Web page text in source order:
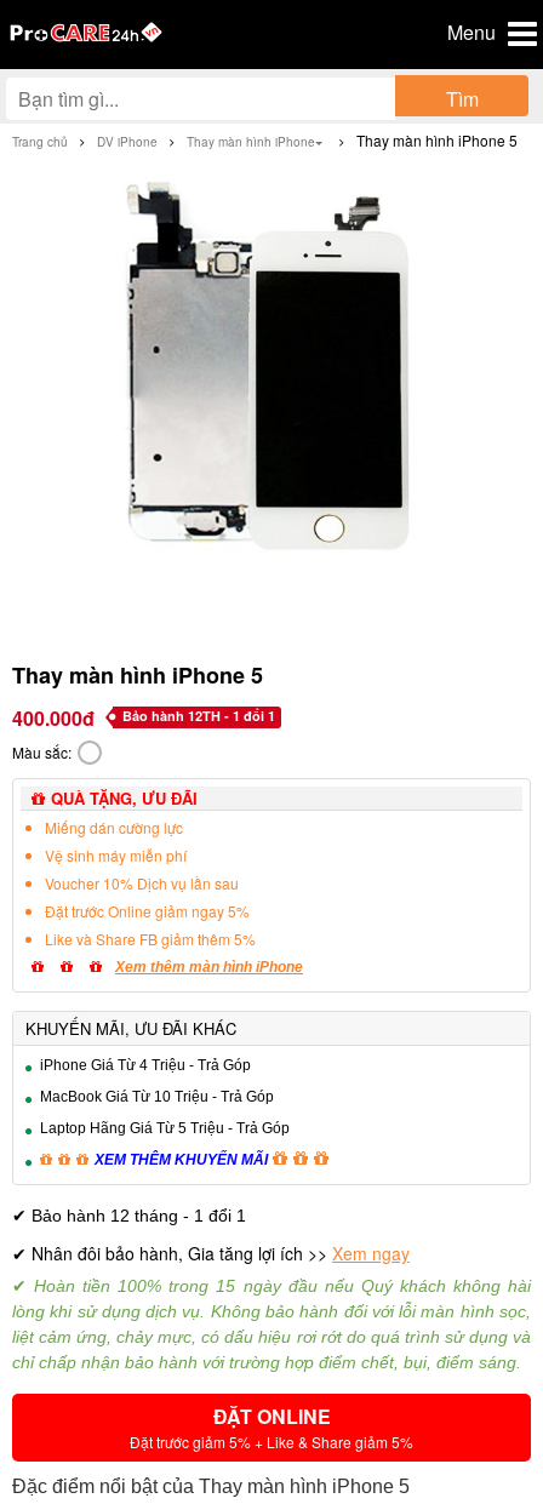
Menu
Tìm
Trang chủ DV iPhone Thay màn hình iPhone Thay màn hình iPhone 5
Thay màn hình iPhone 5
400.000đ Bảo hành 12TH - 1 đổi 1
Màu sắc:
QUÀ TẶNG, ƯU ĐÃI
Miếng dán cường lực
Vệ sinh máy miễn phí
Voucher 10% Dịch vụ lần sau
Đặt trước Online giảm ngay 5%
Like và Share FB giảm thêm 5%
Xem thêm màn hình iPhone
KHUYẾN MÃI, ƯU ĐÃI KHÁC
iPhone Giá Từ 4 Triệu - Trả Góp
MacBook Giá Từ 10 Triệu - Trả Góp
Laptop Hãng Giá Từ 5 Triệu - Trả Góp
XEM THÊM KHUYẾN MÃI
✔ Bảo hành 12 tháng - 1 đổi 1
✔ Nhân đôi bảo hành, Gia tăng lợi ích >> Xem ngay
✔Hoàn tiền 100% trong 15 ngày đầu nếu Quý khách không hài
lòng khi sử dụng dịch vụ. Không bảo hành đối với lỗi màn hình sọc,
liệt cảm ứng, chảy mực, có dấu hiệu rơi rớt do quá trình sử dụng và
chỉ chấp nhận bảo hành với trường hợp điểm chết, bụi, điểm sáng.
ĐẶT ONLINE
Đặt trước giảm 5% + Like & Share giảm 5%
Đặc điểm nổi bật của Thay màn hình iPhone 5